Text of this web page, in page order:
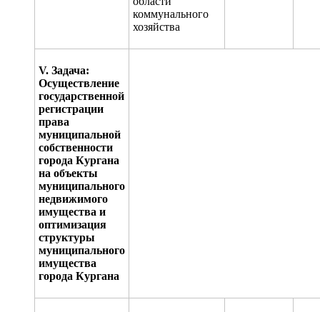
коммунального
хозяйства
V. Задача:
Осуществление
государственной
регистрации
права
муниципальной
собственности
города Кургана
на объекты
муниципального
недвижимого
имущества и
оптимизация
структуры
муниципального
имущества
города Кургана